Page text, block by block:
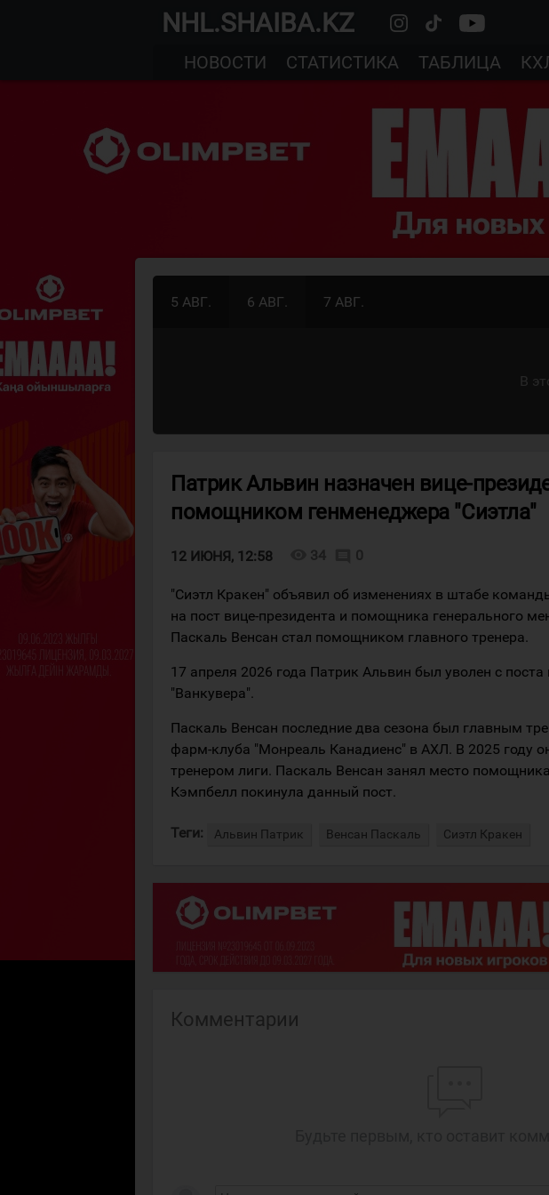
NHL.SHAIBA.KZ
НОВОСТИ
СТАТИСТИКА ТАБЛИЦА
5 АВГ. 6 АВГ. 7 АВГ.
В
Патрик Альвин назначен вице-
помощником генменеджера "Сиэтла"
12 ИЮНЯ, 12:58 34 0
"Сиэтл Кракен" объявил об изменениях в штабе
на пост вице-президента и помощника генерального
Паскаль Венсан стал помощником главного тренера.
17 апреля 2026 года Патрик Альвин был уволен с
"Ванкувера".
Паскаль Венсан последние два сезона был главным
фарм-клуба "Монреаль Канадиенс" в АХЛ. В 2025 году
тренером лиги. Паскаль Венсан занял место
Кэмпбелл покинула данный пост.
Теги: Альвин Патрик Венсан Паскаль Сиэтл Кракен
Комментарии